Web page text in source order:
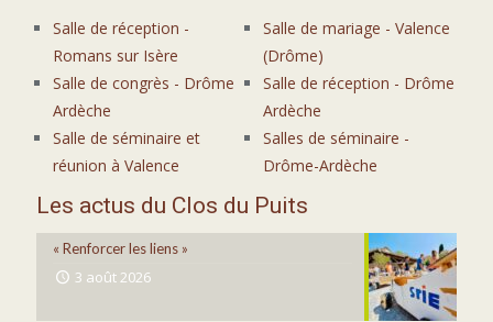
Salle de réception -
Romans sur Isère
Salle de congrès - Drôme
Ardèche
Salle de séminaire et
réunion à Valence
Salle de mariage - Valence
(Drôme)
Salle de réception - Drôme
Ardèche
Salles de séminaire -
Drôme-Ardèche
Les actus du Clos du Puits
« Renforcer les liens »
3 août 2026